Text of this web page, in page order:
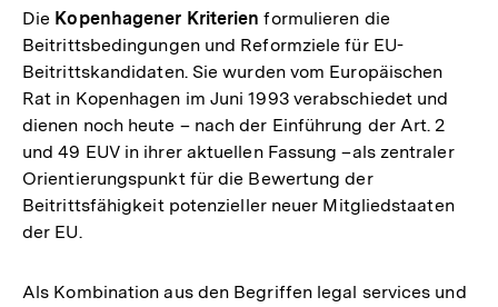
Die Kopenhagener Kriterien formulieren die
Beitrittsbedingungen und Reformziele für EU-
Beitrittskandidaten. Sie wurden vom Europäischen
Rat in Kopenhagen im Juni 1993 verabschiedet und
dienen noch heute – nach der Einführung der Art. 2
und 49 EUV in ihrer aktuellen Fassung –als zentraler
Orientierungspunkt für die Bewertung der
Beitrittsfähigkeit potenzieller neuer Mitgliedstaaten
der EU.
Als Kombination aus den Begriffen legal services und